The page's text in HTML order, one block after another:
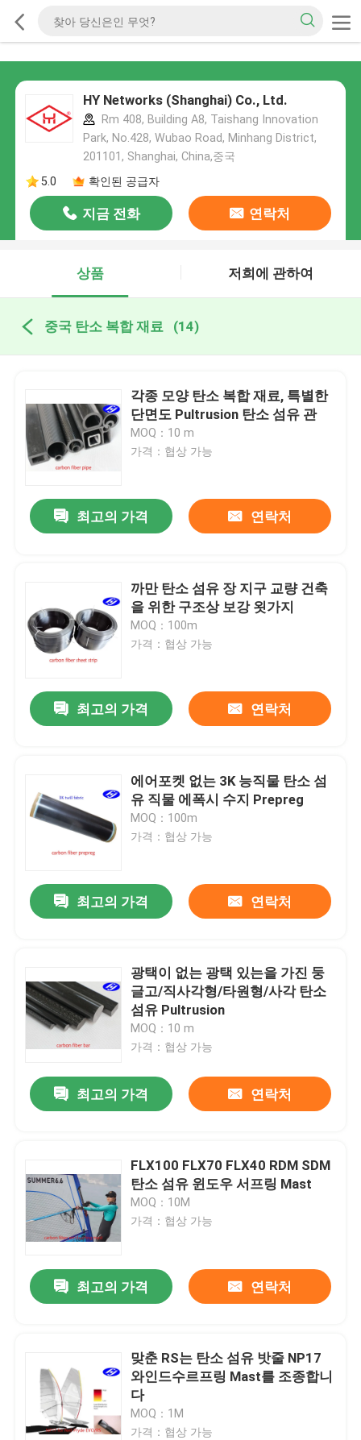
HY Networks (Shanghai) Co., Ltd.
Rm 408, Building A8, Taishang Innovation
Park, No.428, Wubao Road, Minhang District,
201101, Shanghai, China,중국
5.0
확인된 공급자
지금 전화 연락처
상품 저희에 관하여
중국 탄소 복합 재료 (14)
각종 모양 탄소 복합 재료, 특별한
단면도 Pultrusion 탄소 섬유 관
MOQ：10 m
가격：협상 가능
최고의 가격 연락처
까만 탄소 섬유 장 지구 교량 건축
을 위한 구조상 보강 욋가지
MOQ：100m
가격：협상 가능
최고의 가격 연락처
에어포켓 없는 3K 능직물 탄소 섬
유 직물 에폭시 수지 Prepreg
MOQ：100m
가격：협상 가능
최고의 가격 연락처
광택이 없는 광택 있는을 가진 둥
글고/직사각형/타원형/사각 탄소
섬유 Pultrusion
MOQ：10 m
가격：협상 가능
최고의 가격 연락처
FLX100 FLX70 FLX40 RDM SDM
탄소 섬유 윈도우 서프링 Mast
MOQ：10M
가격：협상 가능
최고의 가격 연락처
맞춘 RS는 탄소 섬유 밧줄 NP17
와인드수르프링 Mast를 조종합니
다
MOQ：1M
가격：협상 가능